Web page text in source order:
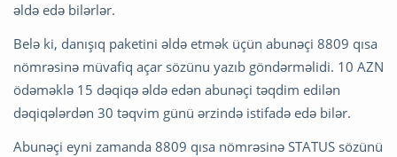
əldə edə bilərlər.
Belə ki, danışıq paketini əldə etmək üçün abunəçi 8809 qısa
nömrəsinə müvafiq açar sözünu yazıb göndərməlidi. 10 AZN
ödəməklə 15 dəqiqə əldə edən abunəçi təqdim edilən
dəqiqələrdən 30 təqvim günü ərzində istifadə edə bilər.
Abunəçi eyni zamanda 8809 qısa nömrəsinə STATUS sözünü